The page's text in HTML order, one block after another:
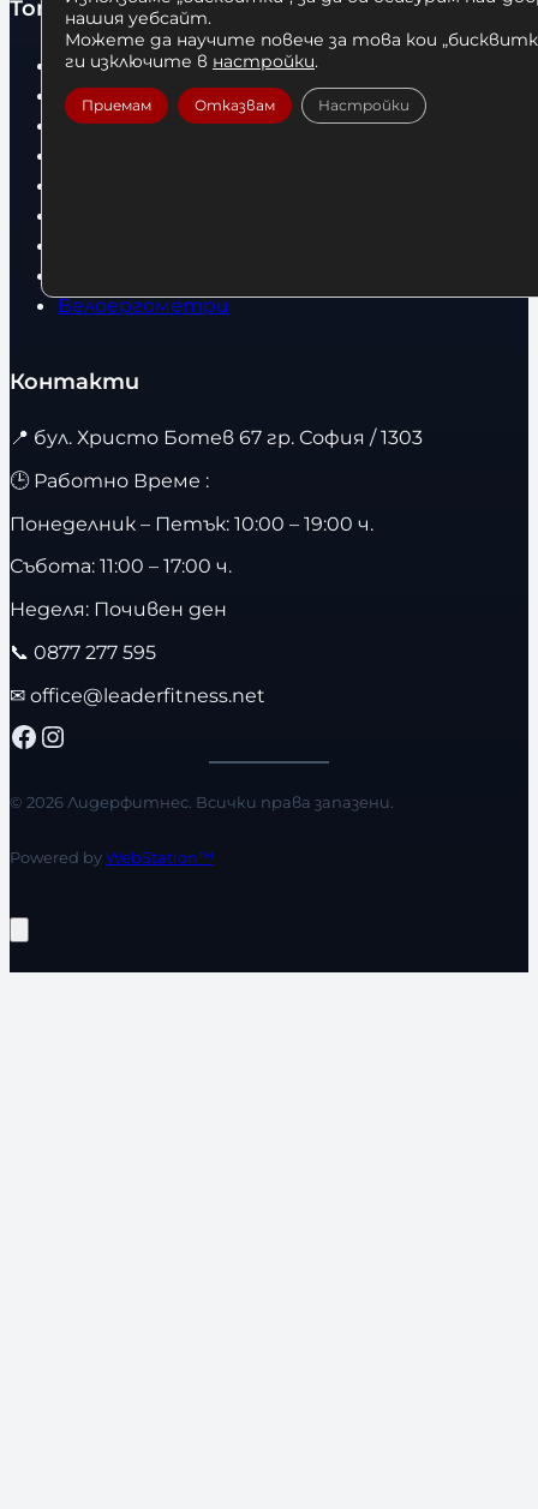
Топ категории
Бокс
Боксови чували
Боксови ръкавици
Велоергометри
Контакти
📍 бул. Христо Ботев 67 гр. София / 1303
🕒 Работно Време :
Понеделник – Петък: 10:00 – 19:00 ч.
Събота: 11:00 – 17:00 ч.
Неделя: Почивен ден
📞 0877 277 595
✉ office@leaderfitness.net
Facebook Instagram
© 2026 Лидерфитнес. Всички права запазени.
Powered byWebStation™
нашия уебсайт.
Можете да научите повече за това кои
ги изключите в настройки.
Приемам Отказвам Настройки